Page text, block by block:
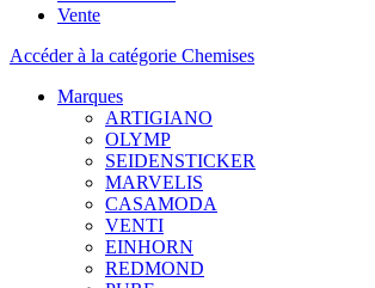
Vente
Accéder à la catégorie Chemises
Marques
ARTIGIANO
OLYMP
SEIDENSTICKER
MARVELIS
CASAMODA
VENTI
EINHORN
REDMOND